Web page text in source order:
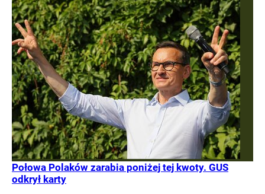
Połowa Polaków zarabia poniżej tej kwoty. GUS
odkrył karty